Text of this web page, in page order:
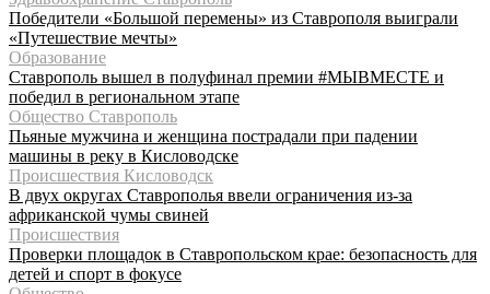
Победители «Большой перемены» из Ставрополя выиграли
«Путешествие мечты»
Образование
Ставрополь вышел в полуфинал премии #МЫВМЕСТЕ и
победил в региональном этапе
Общество Ставрополь
Пьяные мужчина и женщина пострадали при падении
машины в реку в Кисловодске
Происшествия Кисловодск
В двух округах Ставрополья ввели ограничения из-за
африканской чумы свиней
Происшествия
Проверки площадок в Ставропольском крае: безопасность для
детей и спорт в фокусе